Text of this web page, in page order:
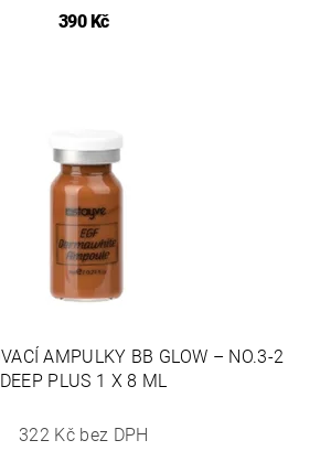
390 Kč
AMPULKY BB GLOW – NO.3-2
DEEP PLUS 1 X 8 ML
322 Kč bez DPH